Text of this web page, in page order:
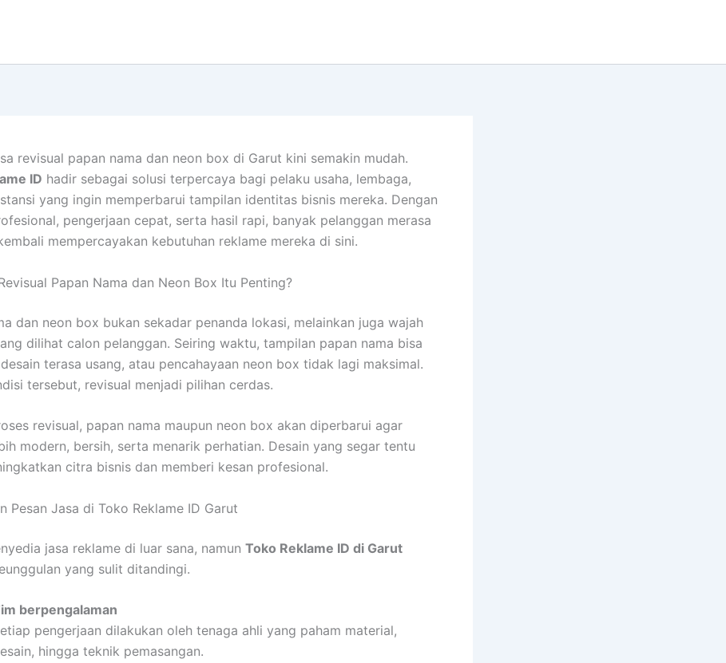
revisual papan nama dan neon box di Garut kini semakin mudah.
ID hadir sebagai solusi terpercaya bagi pelaku usaha, lembaga,
yang ingin memperbarui tampilan identitas bisnis mereka. Dengan
pengerjaan cepat, serta hasil rapi, banyak pelanggan merasa
mempercayakan kebutuhan reklame mereka di sini.
Papan Nama dan Neon Box Itu Penting?
dan neon box bukan sekadar penanda lokasi, melainkan juga wajah
dilihat calon pelanggan. Seiring waktu, tampilan papan nama bisa
terasa usang, atau pencahayaan neon box tidak lagi maksimal.
tersebut, revisual menjadi pilihan cerdas.
revisual, papan nama maupun neon box akan diperbarui agar
modern, bersih, serta menarik perhatian. Desain yang segar tentu
citra bisnis dan memberi kesan profesional.
Pesan Jasa di Toko Reklame ID Garut
jasa reklame di luar sana, namun Toko Reklame ID di Garut
yang sulit ditandingi.
berpengalaman
pengerjaan dilakukan oleh tenaga ahli yang paham material,
hingga teknik pemasangan.